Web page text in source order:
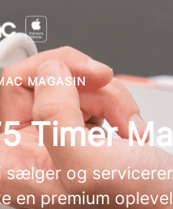
MAGASIN
Timer
og
en premium